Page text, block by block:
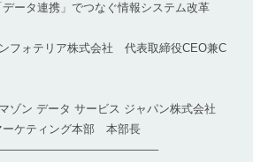
ータ連携」でつなぐ情報システム改革
ォテリア株式会社 代表取締役CEO兼C
ン データ サービス ジャパン株式会社
グ本部 本部長